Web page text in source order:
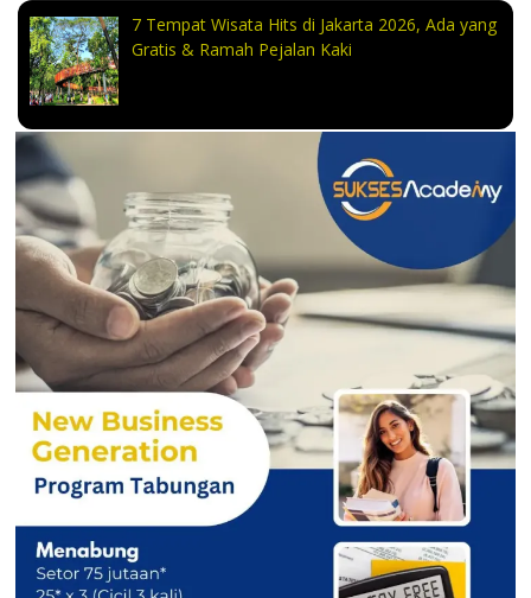
7 Tempat Wisata Hits di Jakarta 2026, Ada yang
Gratis & Ramah Pejalan Kaki